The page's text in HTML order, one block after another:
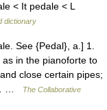
< It pedale < L
dictionary
See {Pedal}, a.] 1.
in the pianoforte to
close certain pipes;
…
The Collaborative